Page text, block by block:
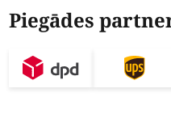
Piegādes